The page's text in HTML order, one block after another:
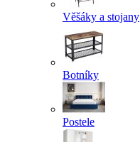
Věšáky a stojany
Botníky
Postele